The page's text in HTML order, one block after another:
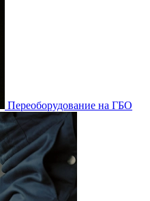
Переоборудование на ГБО